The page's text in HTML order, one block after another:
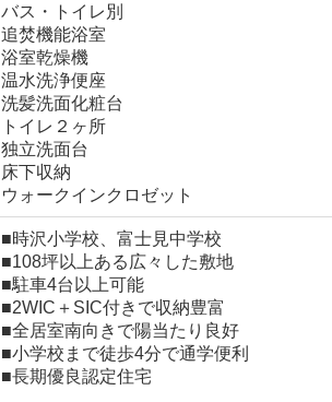
バス・トイレ別
追焚機能浴室
浴室乾燥機
温水洗浄便座
洗髪洗面化粧台
トイレ２ヶ所
独立洗面台
床下収納
ウォークインクロゼット
■時沢小学校、富士見中学校
■108坪以上ある広々した敷地
■駐車4台以上可能
■2WIC＋SIC付きで収納豊富
■全居室南向きで陽当たり良好
■小学校まで徒歩4分で通学便利
■長期優良認定住宅